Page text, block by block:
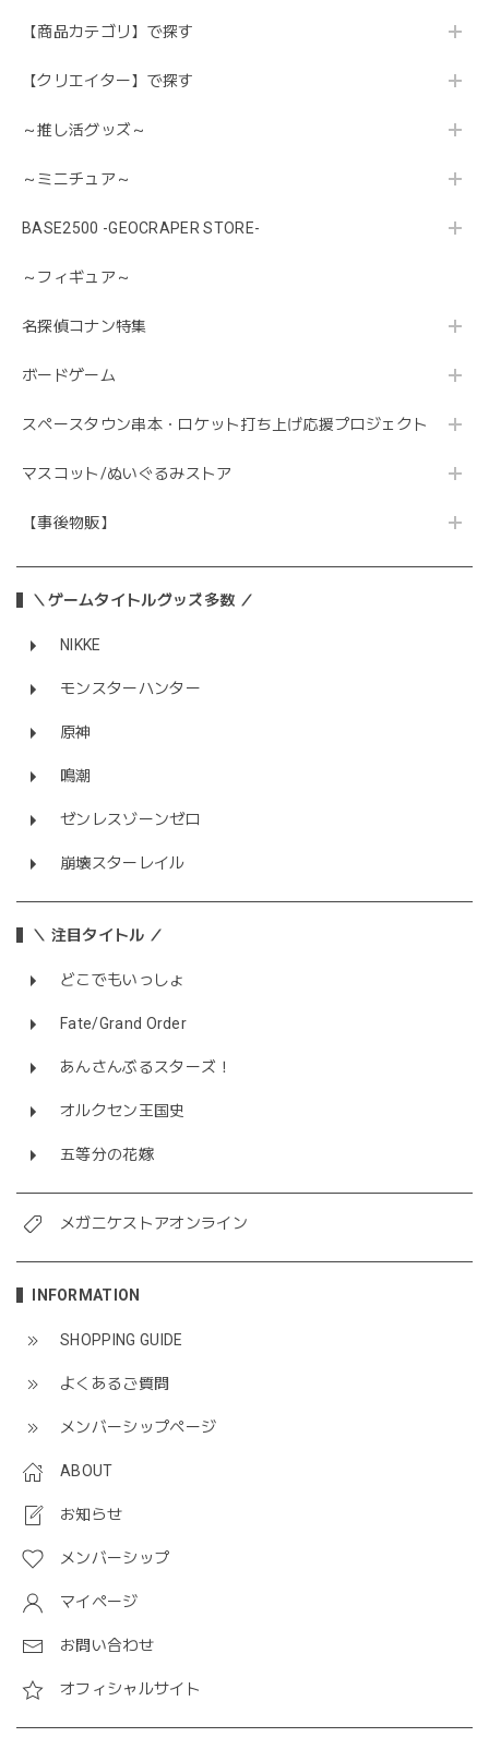
【商品カテゴリ】で探す
【クリエイター】で探す
～推し活グッズ～
～ミニチュア～
BASE2500 -GEOCRAPER STORE-
～フィギュア～
名探偵コナン特集
ボードゲーム
スペースタウン串本・ロケット打ち上げ応援プロジェクト
マスコット/ぬいぐるみストア
【事後物販】
＼ゲームタイトルグッズ多数 ／
NIKKE
モンスターハンター
原神
鳴潮
ゼンレスゾーンゼロ
崩壊スターレイル
＼ 注目タイトル ／
どこでもいっしょ
Fate/Grand Order
あんさんぶるスターズ！
オルクセン王国史
五等分の花嫁
メガニケストアオンライン
INFORMATION
SHOPPING GUIDE
よくあるご質問
メンバーシップページ
ABOUT
お知らせ
メンバーシップ
マイページ
お問い合わせ
オフィシャルサイト